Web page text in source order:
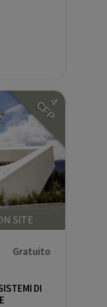
4
CFP
SITE
DI